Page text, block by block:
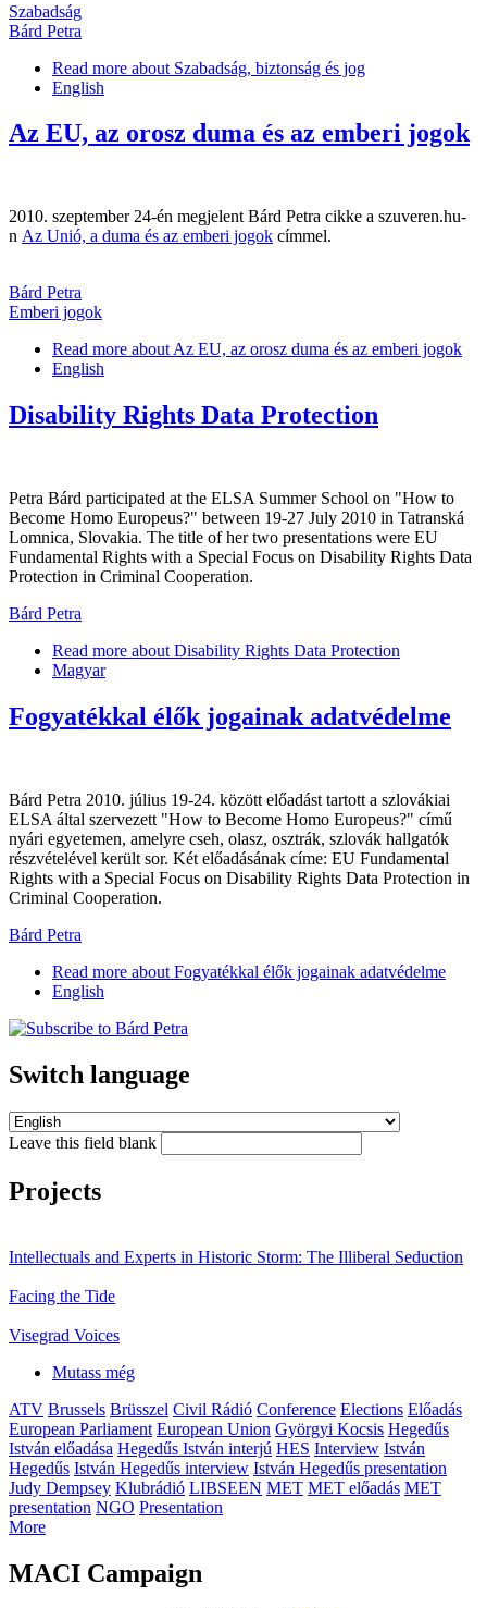
Szabadság
Bárd Petra
Read more about Szabadság, biztonság és jog
English
Az EU, az orosz duma és az emberi jogok
2010. szeptember 24-én megjelent Bárd Petra cikke a szuveren.hu-
n Az Unió, a duma és az emberi jogok címmel.
Bárd Petra
Emberi jogok
Read more about Az EU, az orosz duma és az emberi jogok
English
Disability Rights Data Protection
Petra Bárd participated at the ELSA Summer School on "How to
Become Homo Europeus?" between 19-27 July 2010 in Tatranská
Lomnica, Slovakia. The title of her two presentations were EU
Fundamental Rights with a Special Focus on Disability Rights Data
Protection in Criminal Cooperation.
Bárd Petra
Read more about Disability Rights Data Protection
Magyar
Fogyatékkal élők jogainak adatvédelme
Bárd Petra 2010. július 19-24. között előadást tartott a szlovákiai
ELSA által szervezett "How to Become Homo Europeus?" című
nyári egyetemen, amelyre cseh, olasz, osztrák, szlovák hallgatók
részvételével került sor. Két előadásának címe: EU Fundamental
Rights with a Special Focus on Disability Rights Data Protection in
Criminal Cooperation.
Bárd Petra
Read more about Fogyatékkal élők jogainak adatvédelme
English
Switch language
Leave this field blank
Projects
Intellectuals and Experts in Historic Storm: The Illiberal Seduction
Facing the Tide
Visegrad Voices
Mutass még
ATV Brussels Brüsszel Civil Rádió Conference Elections Előadás
European Parliament European Union Györgyi Kocsis Hegedűs
István előadása Hegedűs István interjú HES Interview István
Hegedűs István Hegedűs interview István Hegedűs presentation
Judy Dempsey Klubrádió LIBSEEN MET MET előadás MET
presentation NGO Presentation
More
MACI Campaign